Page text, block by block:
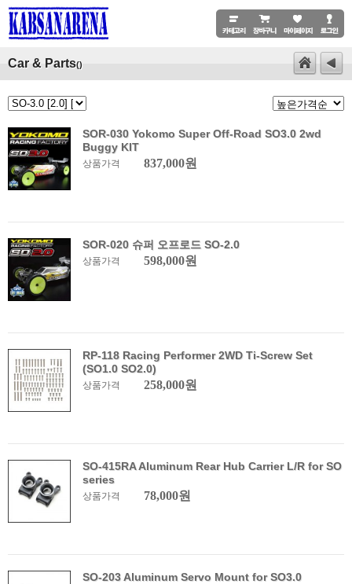
Car & Parts()
SOR-030 Yokomo Super Off-Road SO3.0 2wd
Buggy KIT
상품가격 837,000원
SOR-020 슈퍼 오프로드 SO-2.0
상품가격 598,000원
RP-118 Racing Performer 2WD Ti-Screw Set
(SO1.0 SO2.0)
상품가격 258,000원
SO-415RA Aluminum Rear Hub Carrier L/R for SO
series
상품가격 78,000원
SO-203 Aluminum Servo Mount for SO3.0